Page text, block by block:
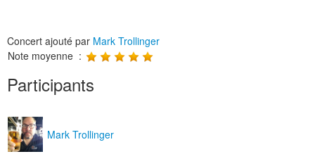
Concert ajouté par Mark Trollinger
Note moyenne :
Participants
Mark Trollinger